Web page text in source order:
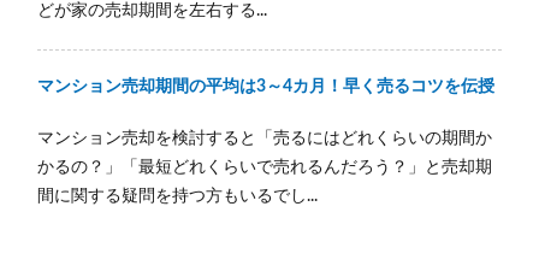
どが家の売却期間を左右する...
マンション売却期間の平均は3～4カ月！早く売るコツを伝授
マンション売却を検討すると「売るにはどれくらいの期間か
かるの？」「最短どれくらいで売れるんだろう？」と売却期
間に関する疑問を持つ方もいるでし...